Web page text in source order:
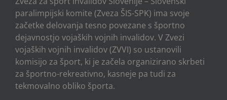
paralimpijski komite (Zveza ŠIS-SPK) ima svoje
začetke delovanja tesno povezane s športno
dejavnostjo vojaških vojnih invalidov. V Zvezi
vojaških vojnih invalidov (ZVVI) so ustanovili
komisijo za šport, ki je začela organizirano skrbeti
za športno-rekreativno, kasneje pa tudi za
tekmovalno obliko športa.